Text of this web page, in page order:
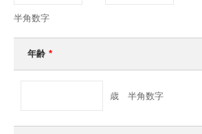
半角数字
年齢 *
歳 半角数字